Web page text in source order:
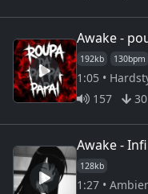
Awake -
192kb 130bpm
1:05 •
157
30
Awake -
128kb
1:27 •